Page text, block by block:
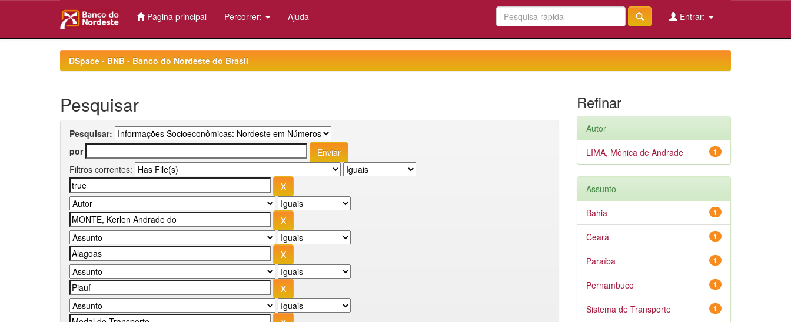
Página principal Percorrer: Ajuda Entrar:
DSpace - BNB - Banco do Nordeste do Brasil
Pesquisar
Pesquisar:
por
Filtros correntes:
Refinar
Autor
1
LIMA, Mônica de Andrade
Assunto
1
Bahia
1
Ceará
1
Paraíba
1
Pernambuco
1
Sistema de Transporte